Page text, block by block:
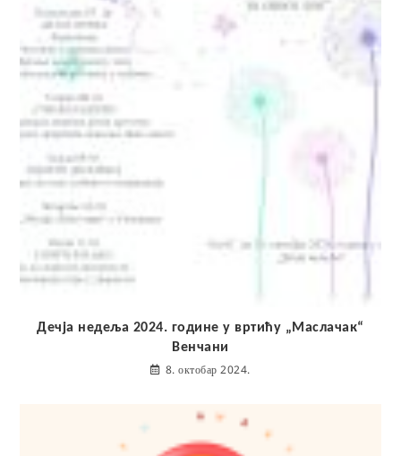
Дечја недеља 2024. године у вртићу „Маслачак“
Венчани
8. октобар 2024.